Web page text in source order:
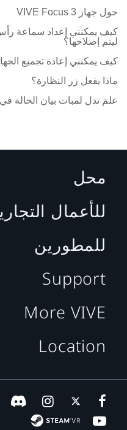
حول جهاز VIVE Focus 3
كيف يمكنني إعداد سماعة رأس
ليتم إصلاحها؟
كيف يمكنني إعادة تجميع
ماذا يفعل زر النظارة؟
علمَ تدل لمبات بيان الحالة
محل
للأعمال
للمطورين
Support
More VIVE
Location